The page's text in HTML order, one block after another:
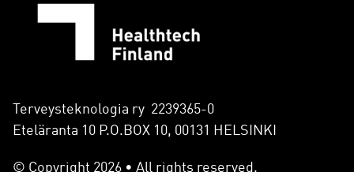
Terveysteknologia ry 2239365-0
Eteläranta 10 P.O.BOX 10, 00131 HELSINKI
© Copyright 2026 • All rights reserved.